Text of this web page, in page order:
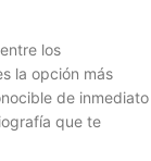
los
la opción más
de inmediato
que te